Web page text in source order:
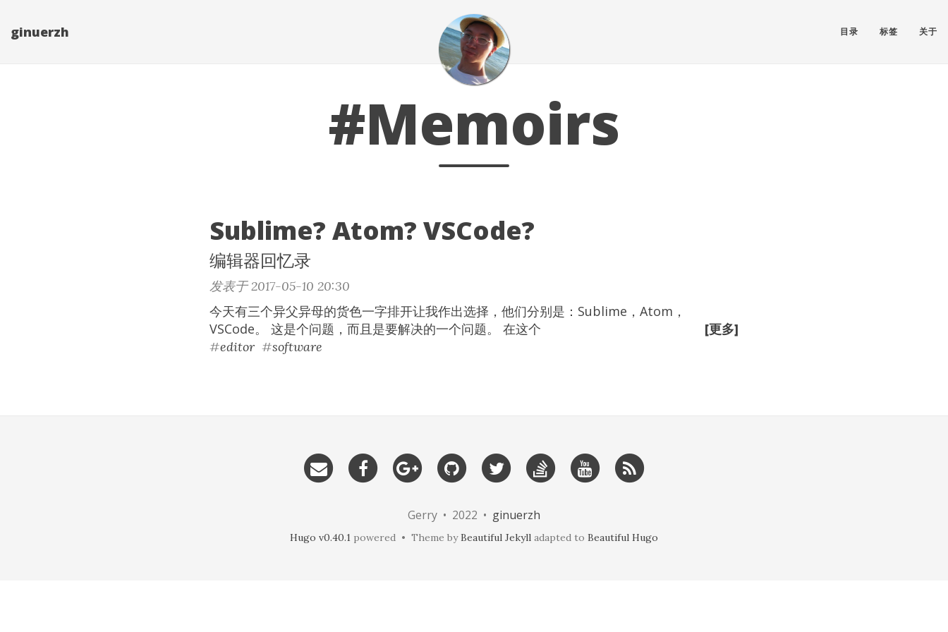
ginuerzh 目录 标签 关于
#Memoirs
Sublime? Atom? VSCode?
编辑器回忆录
发表于 2017-05-10 20:30
今天有三个异父异母的货色一字排开让我作出选择，他们分别是：Sublime，Atom，
VSCode。 这是个问题，而且是要解决的一个问题。 在这个
[更多]
#editor #software
Gerry • 2022 • ginuerzh
Hugo v0.40.1 powered • Theme byBeautiful Jekyll adapted to Beautiful Hugo